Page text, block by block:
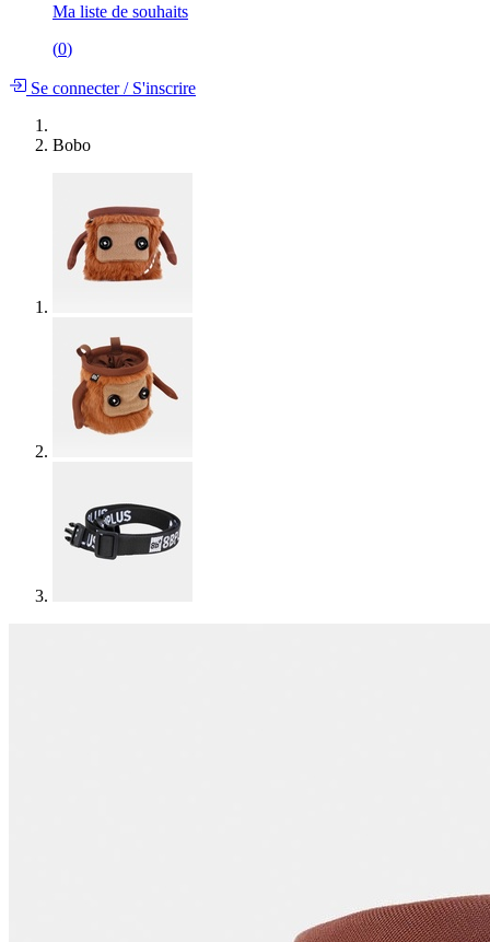
Ma liste de souhaits
(0)
Se connecter/S'inscrire
Bobo